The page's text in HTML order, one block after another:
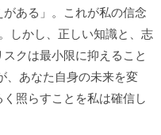
がある」。これが私の信念
しかし、正しい知識と、志
クは最小限に抑えること
、あなた自身の未来を変
照らすことを私は確信し